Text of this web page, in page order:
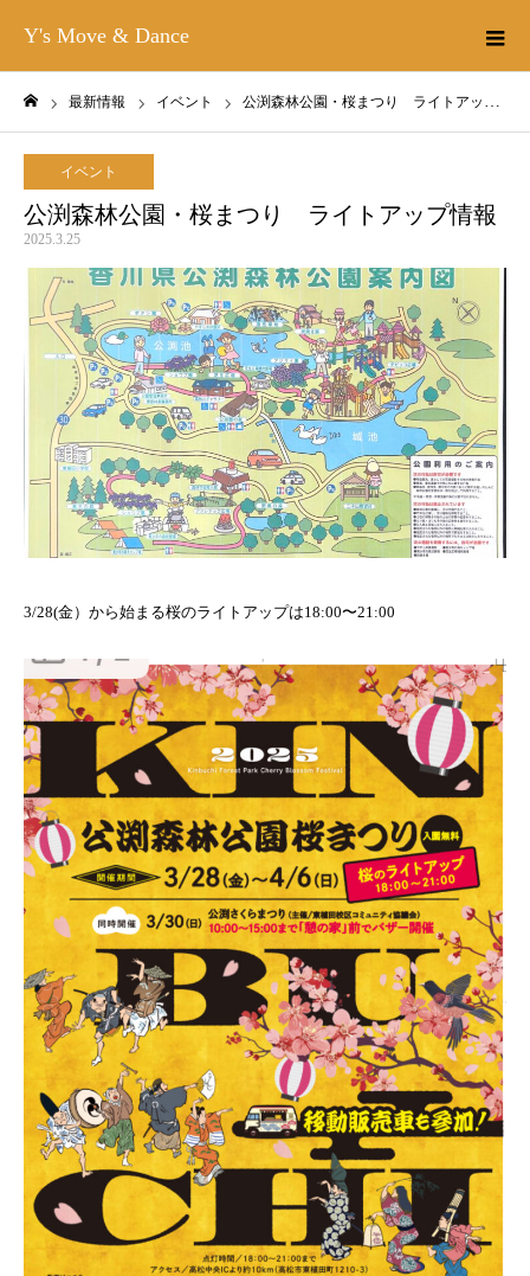
Y's Move & Dance
最新情報 イベント 公渕森林公園・桜まつり ライトアップ情報
イベント
公渕森林公園・桜まつり ライトアップ情報
2025.3.25
3/28(金）から始まる桜のライトアップは18:00〜21:00